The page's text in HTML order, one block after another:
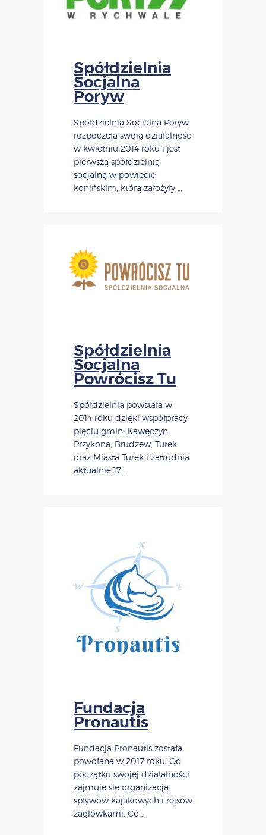
Spółdzielnia
Socjalna
Poryw
Spółdzielnia Socjalna Poryw
rozpoczęła swoją działalność
w kwietniu 2014 roku i jest
pierwszą spółdzielnią
socjalną w powiecie
konińskim, którą założyły …
Spółdzielnia
Socjalna
Powrócisz Tu
Spółdzielnia powstała w
2014 roku dzięki współpracy
pięciu gmin: Kawęczyn,
Przykona, Brudzew, Turek
oraz Miasta Turek i zatrudnia
aktualnie 17 …
Fundacja
Pronautis
Fundacja Pronautis została
powołana w 2017 roku. Od
początku swojej działalności
zajmuje się organizacją
spływów kajakowych i rejsów
żaglówkami. Co …